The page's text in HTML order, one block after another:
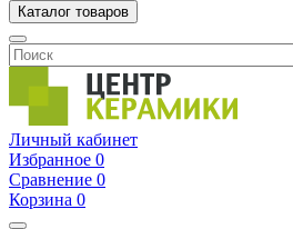
Каталог товаров
Личный кабинет
Избранное 0
Сравнение 0
Корзина 0